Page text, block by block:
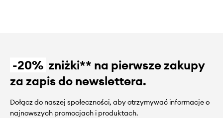
-20% zniżki** na pierwsze zakupy
za zapis do newslettera.
Dołącz do naszej społeczności, aby otrzymywać informacje o
najnowszych promocjach i produktach.